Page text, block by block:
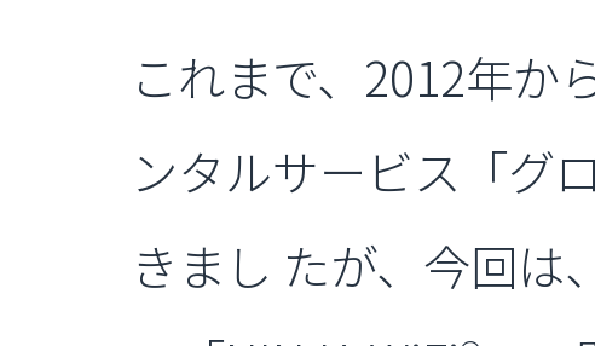
これまで、2012年か
ンタルサービス「グ
きまし たが、今回は